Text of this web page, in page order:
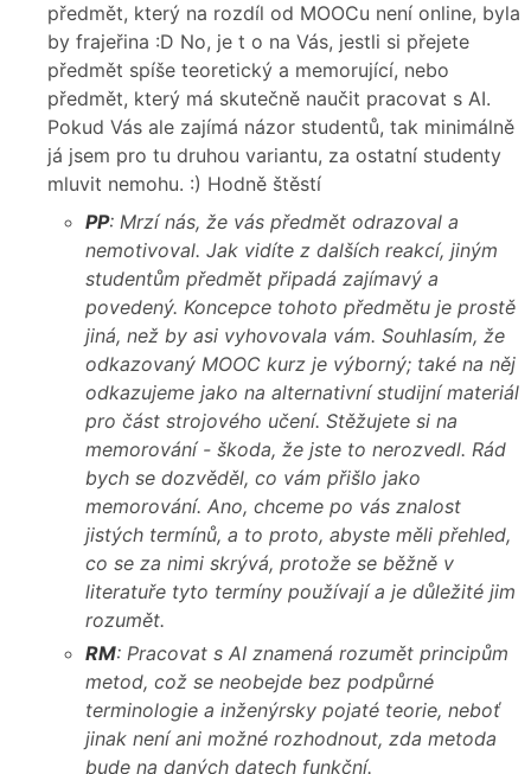
předmět, který na rozdíl od MOOCu není online, byla
by frajeřina :D No, je t o na Vás, jestli si přejete
předmět spíše teoretický a memorující, nebo
předmět, který má skutečně naučit pracovat s AI.
Pokud Vás ale zajímá názor studentů, tak minimálně
já jsem pro tu druhou variantu, za ostatní studenty
mluvit nemohu. :) Hodně štěstí
PP: Mrzí nás, že vás předmět odrazoval a
nemotivoval. Jak vidíte z dalších reakcí, jiným
studentům předmět připadá zajímavý a
povedený. Koncepce tohoto předmětu je prostě
jiná, než by asi vyhovovala vám. Souhlasím, že
odkazovaný MOOC kurz je výborný; také na něj
odkazujeme jako na alternativní studijní materiál
pro část strojového učení. Stěžujete si na
memorování - škoda, že jste to nerozvedl. Rád
bych se dozvěděl, co vám přišlo jako
memorování. Ano, chceme po vás znalost
jistých termínů, a to proto, abyste měli přehled,
co se za nimi skrývá, protože se běžně v
literatuře tyto termíny používají a je důležité jim
rozumět.
RM: Pracovat s AI znamená rozumět principům
metod, což se neobejde bez podpůrné
terminologie a inženýrsky pojaté teorie, neboť
jinak není ani možné rozhodnout, zda metoda
bude na daných datech funkční.